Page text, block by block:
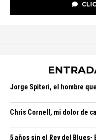
Jorge Spiteri, el hombre
Chris Cornell, mi dolor de
5 años sin el Rey del Blues-